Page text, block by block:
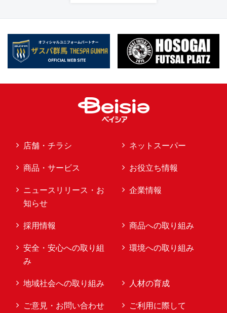
店舗・チラシ ネットスーパー
商品・サービス お役立ち情報
ニュースリリース・お
知らせ
企業情報
採用情報 商品への取り組み
安全・安心への取り組
み
環境への取り組み
地域社会への取り組み 人材の育成
ご意見・お問い合わせ ご利用に際して